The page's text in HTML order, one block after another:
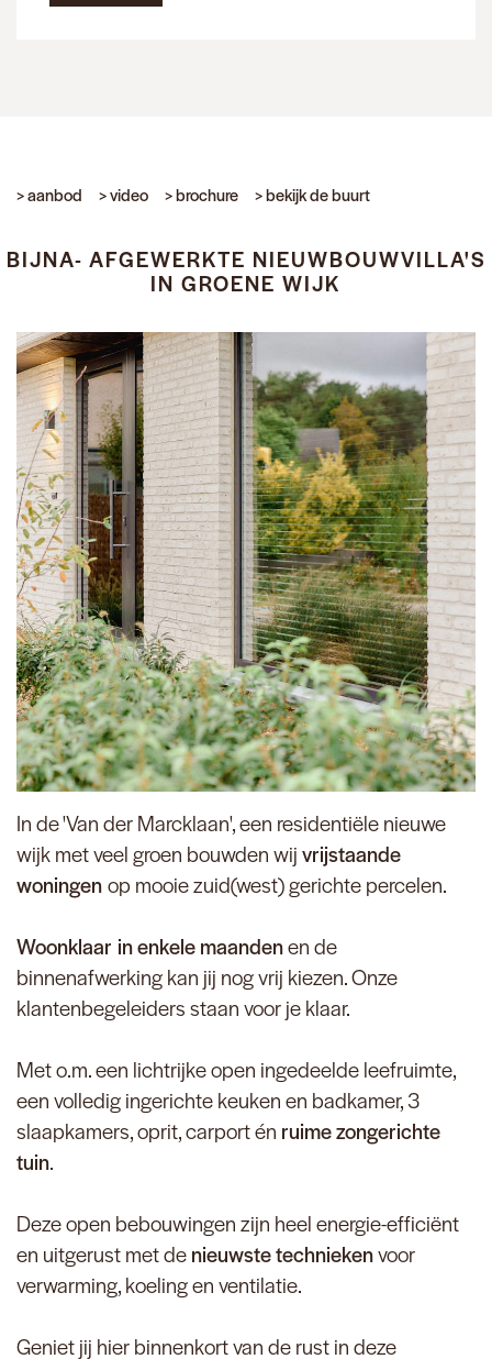
> aanbod > video > brochure > bekijk de buurt
BIJNA- AFGEWERKTE NIEUWBOUWVILLA'S
IN GROENE WIJK
In de 'Van der Marcklaan', een residentiële nieuwe
wijkmet veel groen bouwden wijvrijstaande
woningenop mooie zuid(west) gerichte percelen.
Woonklaar in enkele maandenen de
binnenafwerking kan jij nog vrij kiezen. Onze
klantenbegeleiders staan voor je klaar.
Met o.m. een lichtrijke open ingedeelde leefruimte,
een volledig ingerichte keuken en badkamer, 3
slaapkamers, oprit, carport én ruime zongerichte
tuin.
Deze open bebouwingen zijn heel energie-efficiënt
en uitgerust met denieuwste techniekenvoor
verwarming, koeling en ventilatie.
Geniet jij hier binnenkort van de rust in deze